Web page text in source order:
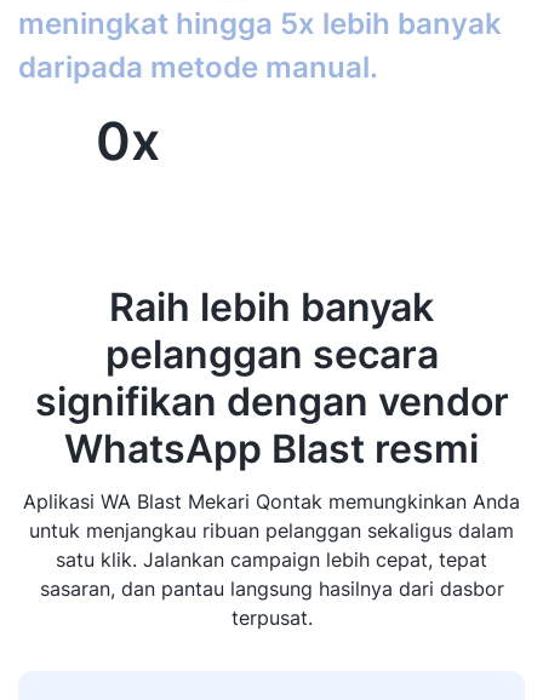
meningkat hingga 5x lebih banyak
daripada metode manual.
0x
Raih lebih banyak
pelanggan secara
signifikan dengan vendor
WhatsApp Blast resmi
Aplikasi WA Blast Mekari Qontak memungkinkan Anda
untuk menjangkau ribuan pelanggan sekaligus dalam
satu klik. Jalankan campaign lebih cepat, tepat
sasaran, dan pantau langsung hasilnya dari dasbor
terpusat.